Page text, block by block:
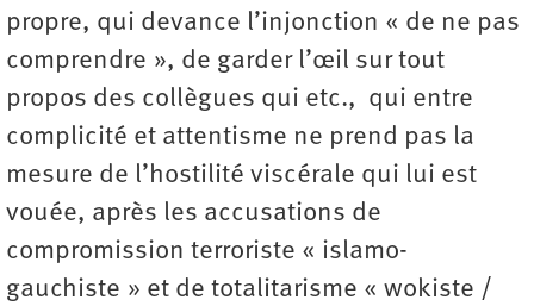
propre, qui devance l’injonction « de ne pas
comprendre », de garder l’œil sur tout
propos des collègues qui etc., qui entre
complicité et attentisme ne prend pas la
mesure de l’hostilité viscérale qui lui est
vouée, après les accusations de
compromission terroriste « islamo-
gauchiste » et de totalitarisme « wokiste /